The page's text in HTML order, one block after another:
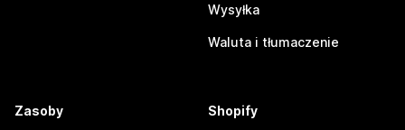
Wysyłka
Waluta i tłumaczenie
Zasoby Shopify